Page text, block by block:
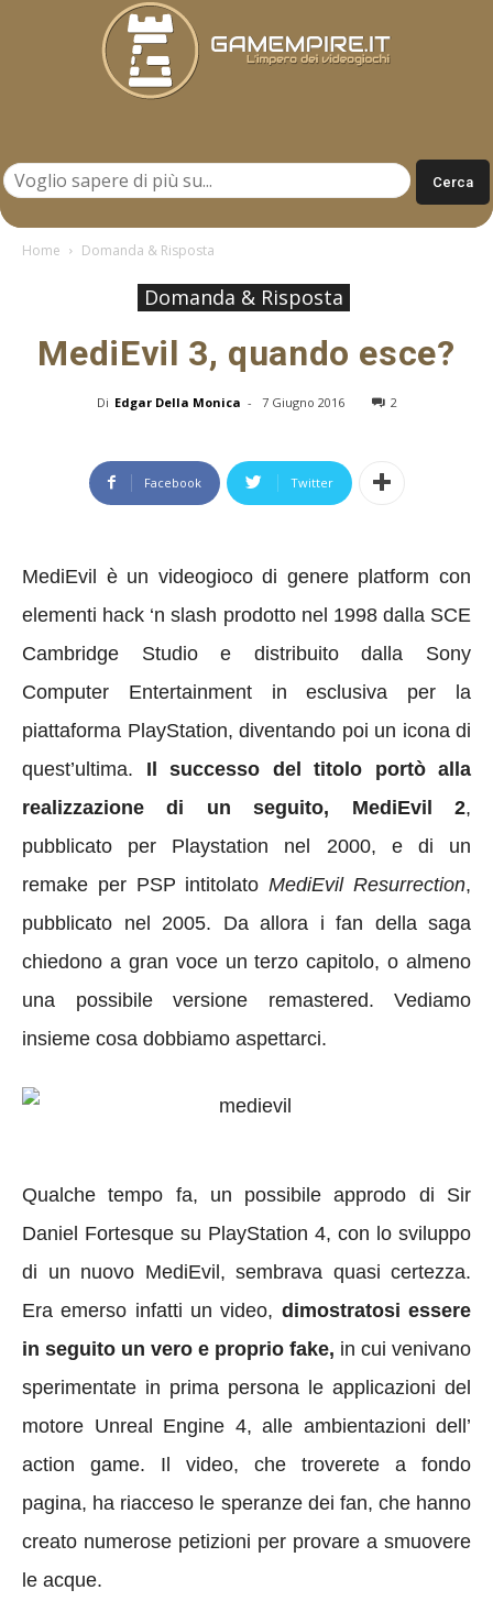
Home Domanda & Risposta
Domanda & Risposta
MediEvil 3, quando esce?
Di Edgar Della Monica - 7 Giugno 2016 2
Facebook Twitter
MediEvil è un videogioco di genere platform con
elementi hack ‘n slash prodotto nel 1998 dalla SCE
Cambridge Studio e distribuito dalla Sony
Computer Entertainment in esclusiva per la
piattaforma PlayStation, diventando poi un icona di
quest’ultima. Il successo del titolo portò alla
realizzazione di un seguito, MediEvil 2,
pubblicato per Playstation nel 2000, e di un
remake per PSP intitolatoMediEvil Resurrection,
pubblicato nel 2005. Da allora i fan della saga
chiedono a gran voce un terzo capitolo, o almeno
una possibile versione remastered. Vediamo
insieme cosa dobbiamo aspettarci.
Qualche tempo fa, un possibile approdo di Sir
Daniel Fortesque su PlayStation 4, con lo sviluppo
di un nuovo MediEvil, sembrava quasi certezza.
Era emerso infatti un video, dimostratosi essere
in seguito un vero e proprio fake, in cui venivano
sperimentate in prima persona le applicazioni del
motore Unreal Engine 4, alle ambientazioni dell’
action game. Il video, che troverete a fondo
pagina, ha riacceso le speranze dei fan, che hanno
creato numerose petizioni per provare a smuovere
le acque.